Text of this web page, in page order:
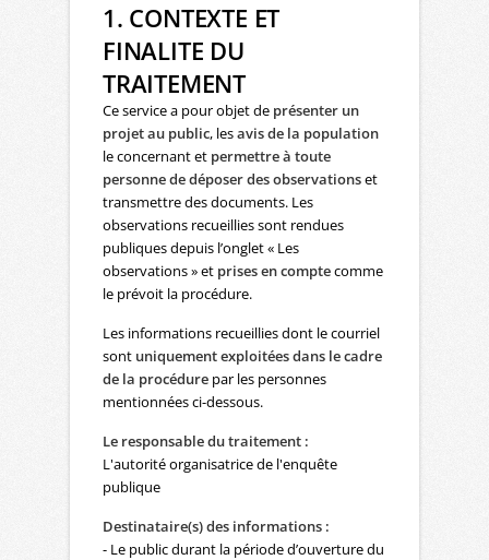
1. CONTEXTE ET
FINALITE DU
TRAITEMENT
Ce service a pour objet de présenter un
projet au public, lesavis de la population
le concernant et permettre à toute
personne de déposer des observationset
transmettre des documents. Les
observations recueillies sont rendues
publiques depuis l’onglet « Les
observations » et prises en comptecomme
le prévoit la procédure.
Les informations recueillies dont le courriel
sont uniquement exploitées dans le cadre
de la procédure par les personnes
mentionnées ci-dessous.
Le responsable du traitement :
L'autorité organisatrice de l'enquête
publique
Destinataire(s) des informations :
- Le public durant la période d’ouverture du